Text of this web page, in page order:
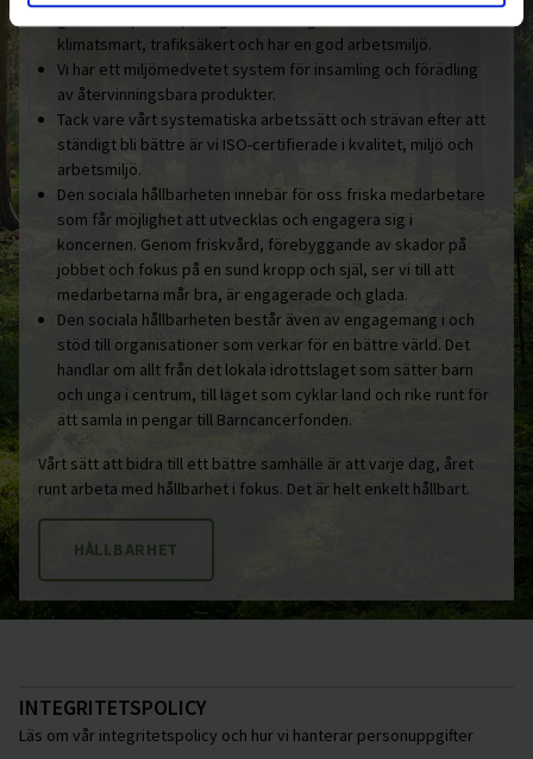
Sigtuna
Simrishamn
Sjöbo
Skara
Staffanstorp
Surahammar
Svalöv
Svedala
Tomelilla
Upplands-Bro
Vara
Varberg
Vellinge
Västerås
Örkelljunga
klimatsmart, trafiksäkert och har en god arbetsmiljö.
Vi har ett miljömedvetet system för insamling och förädling
av återvinningsbara produkter.
Tack vare vårt systematiska arbetssätt och strävan efter att
ständigt bli bättre är vi ISO-certifierade i kvalitet, miljö och
arbetsmiljö.
Den sociala hållbarheten innebär för oss friska medarbetare
som får möjlighet att utvecklas och engagera sig i
koncernen. Genom friskvård, förebyggande av skador på
jobbet och fokus på en sund kropp och själ, ser vi till att
medarbetarna mår bra, är engagerade och glada.
Den sociala hållbarheten består även av engagemang i och
stöd till organisationer som verkar för en bättre värld. Det
handlar om allt från det lokala idrottslaget som sätter barn
och unga i centrum, till laget som cyklar land och rike runt för
att samla in pengar till Barncancerfonden.
Vårt sätt att bidra till ett bättre samhälle är att varje dag, året
runt arbeta med hållbarhet i fokus. Det är helt enkelt hållbart.
HÅLLBARHET
INTEGRITETSPOLICY
Läs om vår integritetspolicy och hur vi hanterar personuppgifter